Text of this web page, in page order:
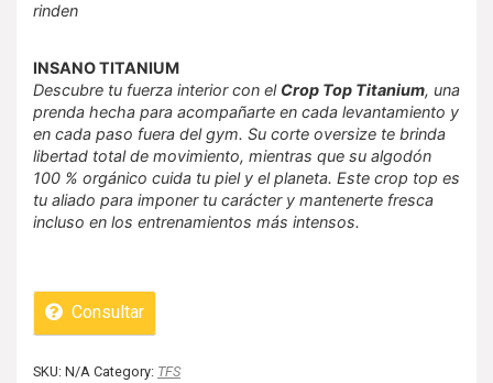
rinden
INSANO TITANIUM
Descubre tu fuerza interior con el Crop Top Titanium, una
prenda hecha para acompañarte en cada levantamiento y
en cada paso fuera del gym. Su corte oversize te brinda
libertad total de movimiento, mientras que su algodón
100 % orgánico cuida tu piel y el planeta. Este crop top es
tu aliado para imponer tu carácter y mantenerte fresca
incluso en los entrenamientos más intensos.
Consultar
SKU: N/A Category: TFS